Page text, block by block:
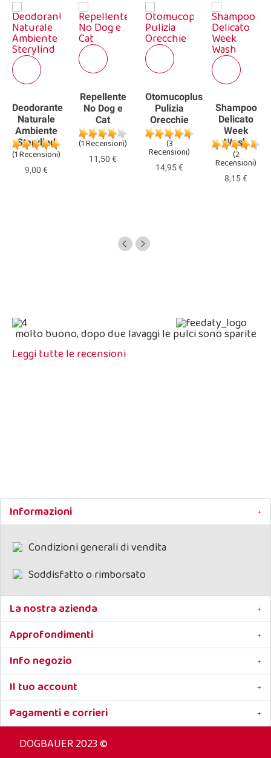
Deodorante
Naturale
Ambiente
Sterylind
(1 Recensioni)
9,00 €
Repellente
No Dog e
Cat
(1 Recensioni)
11,50 €
Otomucoplus
Pulizia
Orecchie
(3
Recensioni)
14,95 €
Shampoo
Delicato
Week
Wash
(2
Recensioni)
8,15 €
molto buono, dopo due lavaggi le pulci sono sparite
Leggi tutte le recensioni
Cani e Gatti
Flacone da 250 ml
Previene dall'aggressione di
ideale anche per cuccioli di cane
e gatto
Rinforza il pelo e nutre la pelle
Allevia pruriti e irritazioni
Massima efficacia dopo 5-10
minuti dal trattamento
Naturale- SLS e SLES Free (non
contiene Sodium Laureth Sulfate e
Sodium Lauryl Sulfate)
Informazioni
Condizioni generali di vendita
Soddisfatto o rimborsato
La nostra azienda
Approfondimenti
Info negozio
Il tuo account
Pagamenti e corrieri
DOGBAUER 2023 ©